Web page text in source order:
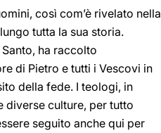
così com’è rivelato nella
tutta la sua storia.
ha raccolto
di Pietro e tutti i Vescovi in
della fede. I teologi, in
culture, per tutto
seguito anche qui per